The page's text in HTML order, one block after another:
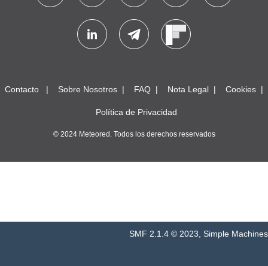
Contacto Sobre Nosotros FAQ Nota Legal Cookies
Política de Privacidad
© 2024 Meteored. Todos los derechos reservados
SMF 2.1.4 © 2023 Simple Machines